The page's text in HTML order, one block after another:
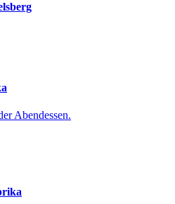
Abendessen.